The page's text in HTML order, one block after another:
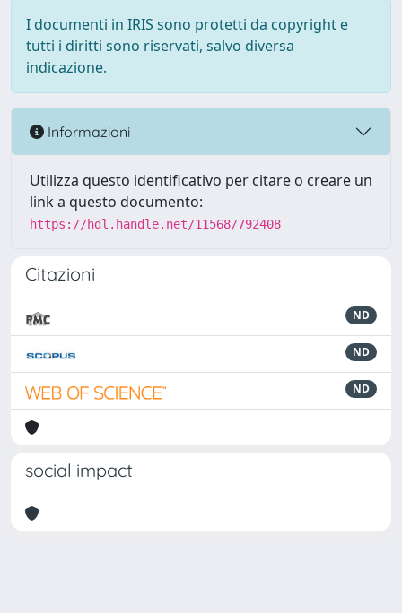
I documenti in IRIS sono protetti da copyright e
tutti i diritti sono riservati, salvo diversa
indicazione.
Informazioni
Utilizza questo identificativo per citare o creare un
link a questo documento:
https://hdl.handle.net/11568/792408
Citazioni
ND
ND
ND
social impact